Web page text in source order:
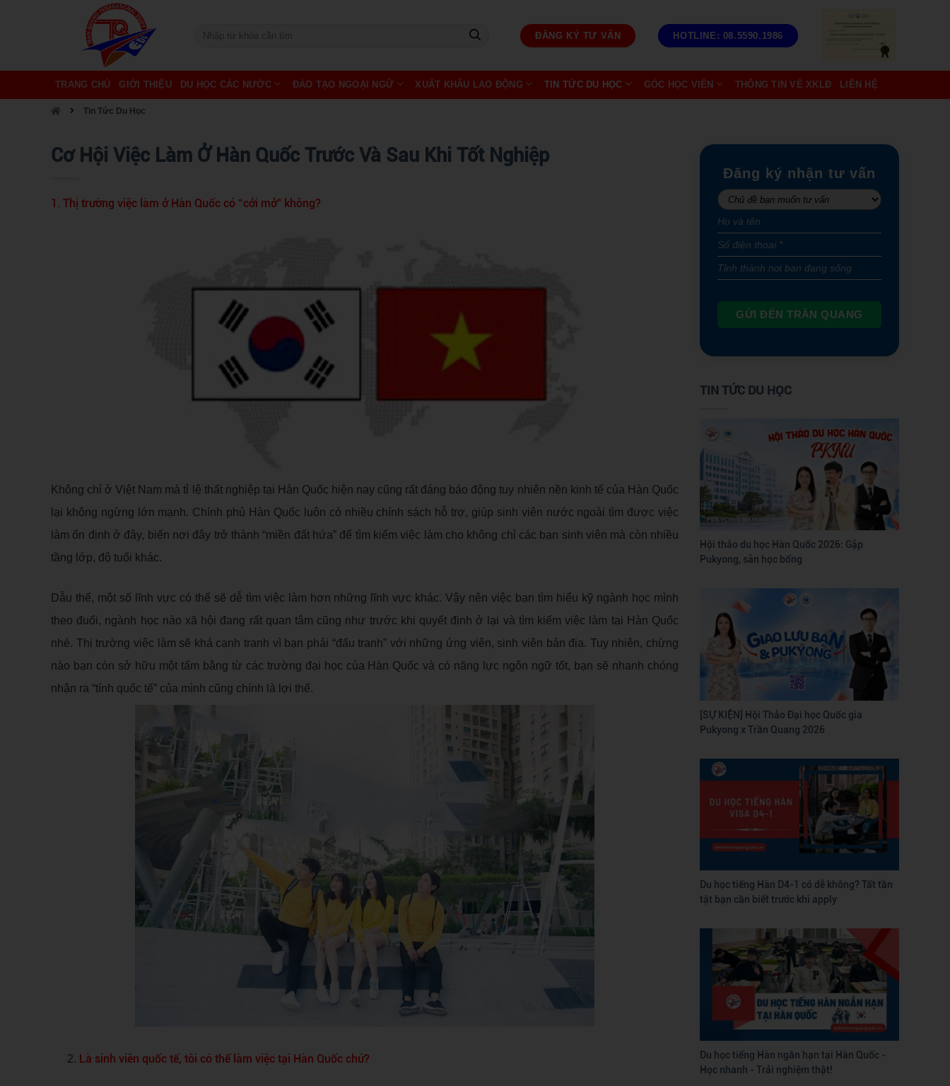
ĐĂNG KÝ TƯ VẤN HOTLINE: 08.5590.1986
TRANG CHỦ GIỚI THIỆU DU HỌC CÁC NƯỚC ĐÀO TẠO NGOẠI NGỮ XUẤT KHẨU LAO ĐỘNG TIN TỨC DU HỌC GÓC HỌC VIÊN THÔNG TIN VỀ XKLĐ LIÊN HỆ
Tin Tức Du Học
Cơ Hội Việc Làm Ở Hàn Quốc Trước Và Sau Khi Tốt Nghiệp
1. Thị trường việc làm ở Hàn Quốc có “cởi mở” không?
Không chỉ ở Việt Nam mà tỉ lệ thất nghiệp tại Hàn Quốc hiện nay cũng rất đáng báo động tuy nhiên nền kinh tế của Hàn Quốc
lại không ngừng lớn mạnh. Chính phủ Hàn Quốc luôn có nhiều chính sách hỗ trợ, giúp sinh viên nước ngoài tìm được việc
làm ổn định ở đây, biến nơi đây trở thành “miền đất hứa” để tìm kiếm việc làm cho không chỉ các bạn sinh viên mà còn nhiều
tầng lớp, độ tuổi khác.
Dẫu thế, một số lĩnh vực có thể sẽ dễ tìm việc làm hơn những lĩnh vực khác. Vậy nên việc bạn tìm hiểu kỹ ngành học mình
theo đuổi, ngành học nào xã hội đang rất quan tâm cũng như trước khi quyết định ở lại và tìm kiếm việc làm tại Hàn Quốc
nhé. Thị trường việc làm sẽ khá cạnh tranh vì bạn phải “đấu tranh” với những ứng viên, sinh viên bản địa. Tuy nhiên, chừng
nào bạn còn sở hữu một tấm bằng từ các trường đại học của Hàn Quốc và có năng lực ngôn ngữ tốt, bạn sẽ nhanh chóng
nhận ra “tính quốc tế” của mình cũng chính là lợi thế.
Là sinh viên quốc tế, tôi có thể làm việc tại Hàn Quốc chứ?
Đăng ký nhận tư vấn
GỬI ĐẾN TRẦN QUANG
TIN TỨC DU HỌC
Hội thảo du học Hàn Quốc 2026: Gặp
Pukyong, săn học bổng
[SỰ KIỆN] Hội Thảo Đại học Quốc gia
Pukyong x Trần Quang 2026
Du học tiếng Hàn D4-1 có dễ không? Tất tần
tật bạn cần biết trước khi apply
Du học tiếng Hàn ngắn hạn tại Hàn Quốc -
Học nhanh - Trải nghiệm thật!